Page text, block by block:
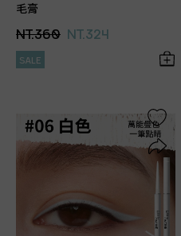
毛膏
NT.360 NT.324
SALE